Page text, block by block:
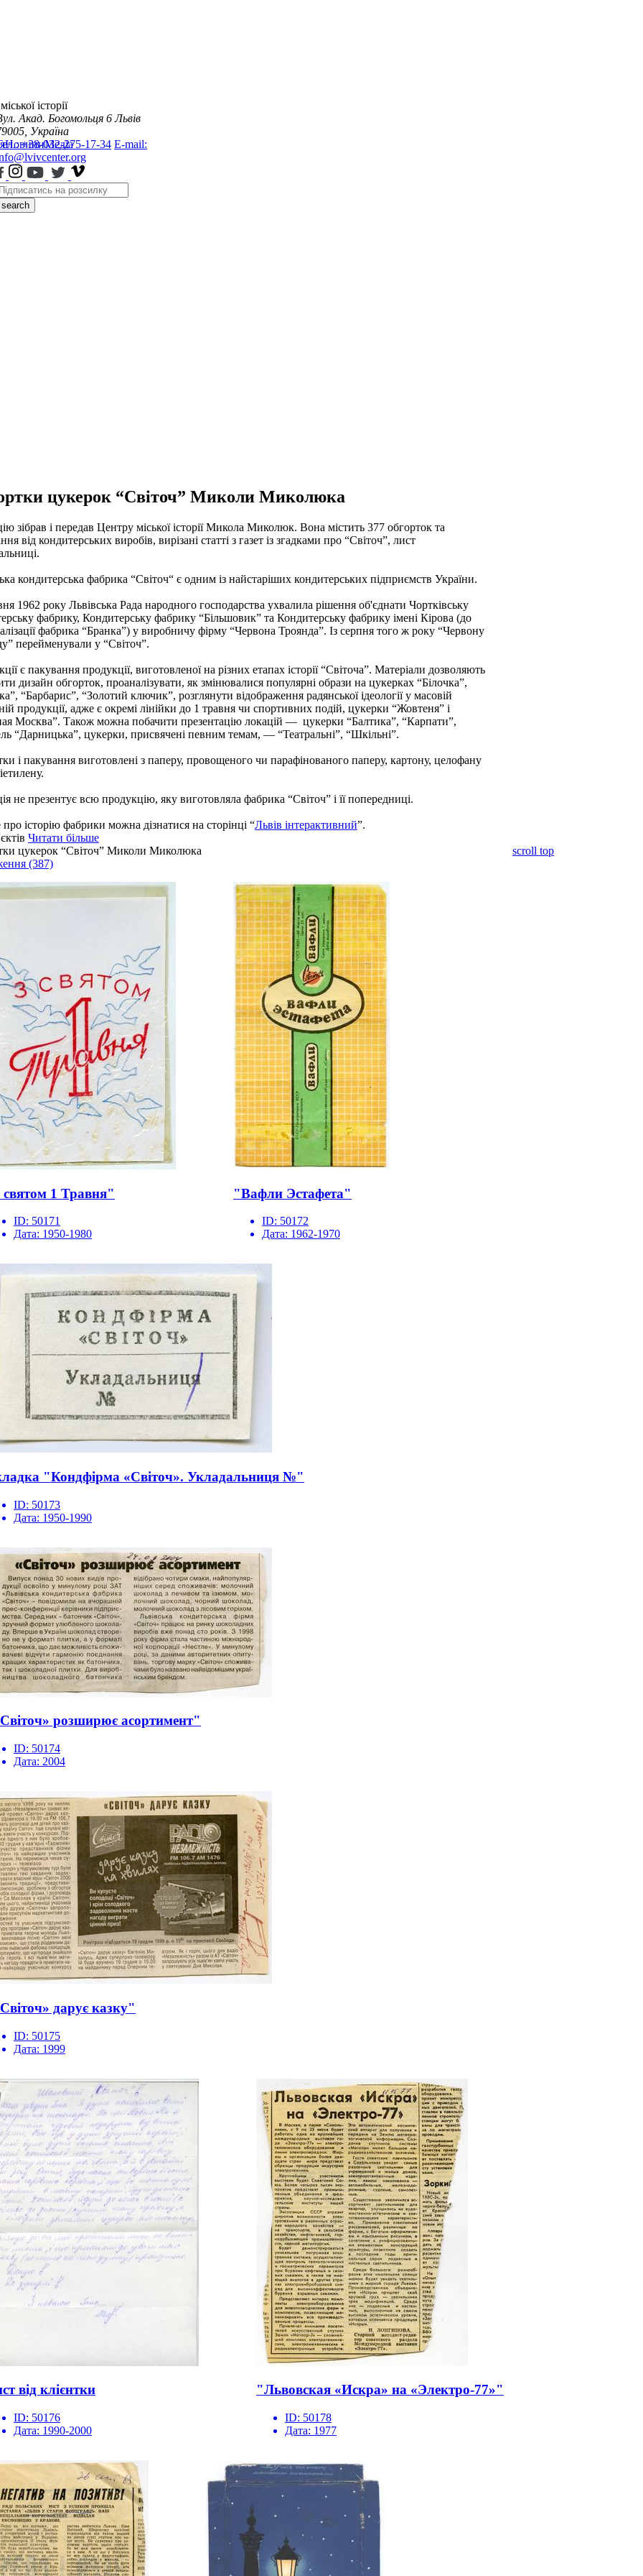
НовиниМедіа
історії
Акад. Богомольця 6 Львів
Україна
+38-032-275-17-34 E-mail:
search
цукерок “Світоч” Миколи Миколюка
зібрав і передав Центру міської історії Микола Миколюк. Вона містить 377 обгорток та
від кондитерських виробів, вирізані статті з газет із згадками про “Світоч”, лист
кондитерська фабрика “Світоч“ є одним із найстаріших кондитерських підприємств України.
1962 року Львівська Рада народного господарства ухвалила рішення об'єднати Чортківську
фабрику, Кондитерську фабрику “Більшовик” та Кондитерську фабрику імені Кірова (до
фабрика “Бранка”) у виробничу фірму “Червона Троянда”. Із серпня того ж року “Червону
перейменували у “Світоч”.
є пакування продукції, виготовленої на різних етапах історії “Світоча”. Матеріали дозволяють
дизайн обгорток, проаналізувати, як змінювалися популярні образи на цукерках “Білочка”,
“Барбарис”, “Золотий ключик”, розглянути відображення радянської ідеології у масовій
продукції, адже є окремі лінійки до 1 травня чи спортивних подій, цукерки “Жовтеня” і
Москва”. Також можна побачити презентацію локацій — цукерки “Балтика”, “Карпати”,
“Дарницька”, цукерки, присвячені певним темам, — “Театральні”, “Шкільні”.
і пакування виготовлені з паперу, провощеного чи парафінованого паперу, картону, целофану
не презентує всю продукцію, яку виготовляла фабрика “Світоч” і її попередниці.
про історію фабрики можна дізнатися на сторінці “Львів інтерактивний”.
Читати більше
цукерок “Світоч” Миколи Миколюка
scroll top
(387)
1 Травня"
ID: 50171
Дата: 1950-1980
"Вафли Э‎стафета"
ID: 50172
Дата: 1962-1970
"Кондфірма «Світоч». Укладальниця №"
ID: 50173
Дата: 1950-1990
розширює асортимент"
ID: 50174
Дата: 2004
дарує казку"
ID: 50175
Дата: 1999
від клієнтки
ID: 50176
Дата: 1990-2000
"Львовская «Искра» на «Электро-77»"
ID: 50178
Дата: 1977